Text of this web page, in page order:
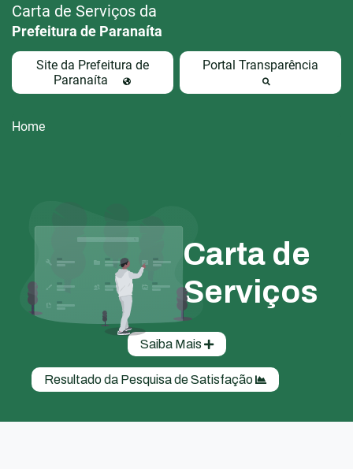
Carta de Serviços da
Prefeitura de Paranaíta
Site da Prefeitura de
Paranaíta
Portal Transparência
Home
Carta de
Serviços
Saiba Mais
Resultado da Pesquisa de Satisfação